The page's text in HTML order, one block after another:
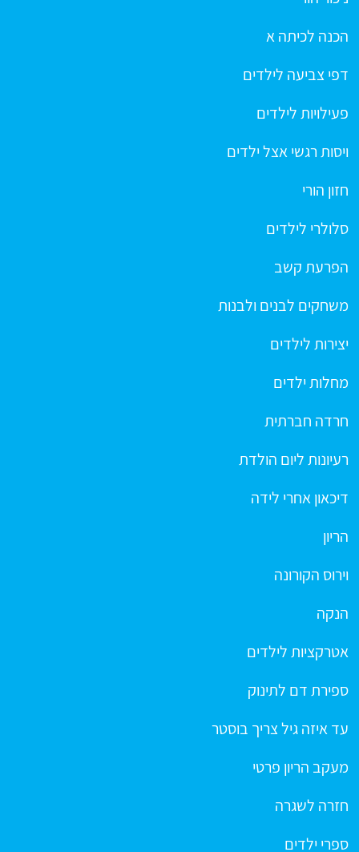
הכנה לכיתה א
דפי צביעה לילדים
פעילויות לילדים
ויסות רגשי אצל ילדים
חזון הורי
סלולרי לילדים
הפרעת קשב
משחקים לבנים ולבנות
יצירות לילדים
מחלות ילדים
חרדה חברתית
רעיונות ליום הולדת
דיכאון אחרי לידה
הריון
וירוס הקורונה
הנקה
אטרקציות לילדים
ספירת דם לתינוק
עד איזה גיל צריך בוסטר
מעקב הריון פרטי
חזרה לשגרה
ספרי ילדים